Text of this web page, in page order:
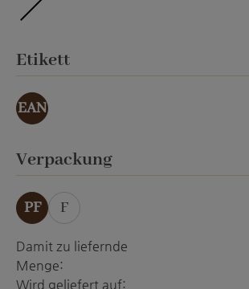
Etikettauswählen
EAN
Verpackungauswählen
PF F
Damit zu liefernde
Menge:
Wird geliefert auf: